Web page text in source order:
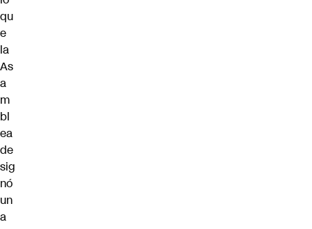
qu
e
la
As
a
m
bl
ea
de
sig
nó
un
a